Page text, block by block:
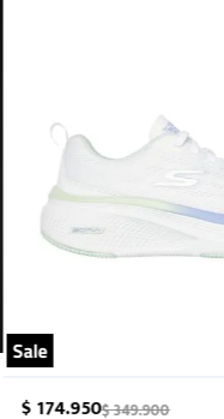
Sale
$174.950$349.900